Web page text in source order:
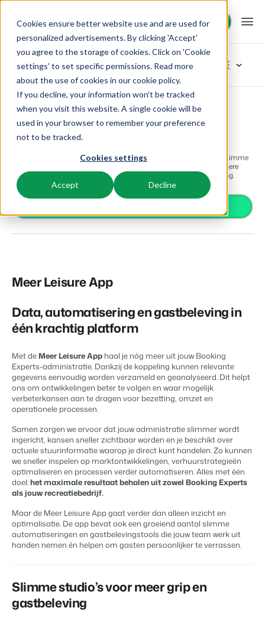
Cookies ensure better website use and are used for
personalized advertisements. By clicking 'Accept'
you agree to the storage of cookies. Click on 'Cookie
settings' to set specific permissions. Read more
about the use of cookies in our cookie policy.
If you decline, your information won’t be tracked
when you visit this website. A single cookie will be
used in your browser to remember your preference
not to be tracked.
Cookies settings
Accept Decline
Demo aanvragen
Demo aanvragen
Platform
BEX PMS
Reserveringssysteem
Beheer alle back office processen.
Adverteer jouw aanbod op een mix van kanalen.
Boost directe boekingen via jouw website.
Business Intelligence
Eigenaren Management
Website Integratie
Heb je al een website? Integratie is mogelijk.
Overstappen naar BEX
Klaar om te groeien?
BEX CMS
Verhuurwebsite
Breng je merk tot leven met onze websitebouwer.
Vastgoedwebsite
Genereer leads voor jouw verkoopobjecten.
Begroet gasten in hun eigen taal.
Oplossingen
Booking Experts voor:
Villa's, bungalows, chalets en boomhutten.
Hotelkamers, appartementen, B&Bs en pensions.
Campings
Concerns & Groepen
Verhuurorganisaties
Exclusieve verhuur en resellers.
Projectontwikkelaars
Kleinschalige recreatiebedrijven
Vakantieboerderijen, appartementen en boetiekhotels
Resources
Kennis
BEX Educate | Pro
Blijven leren, blijven leiden in de recreatie.
Blog
Ervaringen
Ervaringen van onze gebruikers.
Kom in contact
Customer Success
Krijg antwoord op jouw vragen.
Developers
Ontwikkel jouw oplossing met onze open API.
Overstappen naar BEX
Klaar om te groeien?
Partners
Samen transformeren wij de recreatiebranche.
Events
Prijzen
Klantverhalen
Voor campings
Overstappen naar BEX
Login
Prijzen
NL
App Store
Blader door de categorieën
Toegangscontrole
Betaalproviders
Ontvang betalingen
Distributie
Plaats je aanbod op een mix van kanalen
Gasttechnologie
Integreer met elk CMS
Stroomlijn je processen
Revenue Management
Optimaliseer jouw prijsbeleid
Compliance
Zorgeloos zaken doen volgens wetgeving
Boekhouding
Houd de boeken in balans
Kassasystemen
Voeg jouw kassasysteem en PMS samen
Communicatie
Organiseer je gastcommunicatie
Energiesystemen
Houd het energieverbruik in de gaten
Mis je een app?
APPS
Neem contact op
App Store Business intelligence Meer Leisure
Meer Leisure
Meer Leisure helpt vakantieparken beter presteren met slimme
data, automatisering en technologie die zorgen voor hogere
omzet, efficiëntere processen en een sterkere gastbeleving.
Meer Leisure App
Data, automatisering en gastbeleving in
één krachtig platform
Met de Meer Leisure App haal je nóg meer uit jouw Booking
Experts-administratie. Dankzij de koppeling kunnen relevante
gegevens eenvoudig worden verzameld en geanalyseerd. Dit helpt
ons om ontwikkelingen beter te volgen en waar mogelijk
verbeterkansen aan te dragen voor bezetting, omzet en
operationele processen.
Samen zorgen we ervoor dat jouw administratie slimmer wordt
ingericht, kansen sneller zichtbaar worden en je beschikt over
actuele stuurinformatie waarop je direct kunt handelen. Zo kunnen
we sneller inspelen op marktontwikkelingen, verhuurstrategieën
optimaliseren en processen verder automatiseren. Alles met één
doel:het maximale resultaat behalen uit zowel Booking Experts
als jouw recreatiebedrijf.
Maar de Meer Leisure App gaat verder dan alleen inzicht en
optimalisatie. De app bevat ook een groeiend aantal slimme
automatiseringen en gastbelevingstools die jouw team werk uit
handen nemen én helpen om gasten persoonlijker te verrassen.
Slimme studio’s voor meer grip en
gastbeleving